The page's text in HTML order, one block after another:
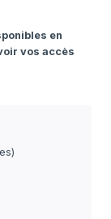
en
vos accès